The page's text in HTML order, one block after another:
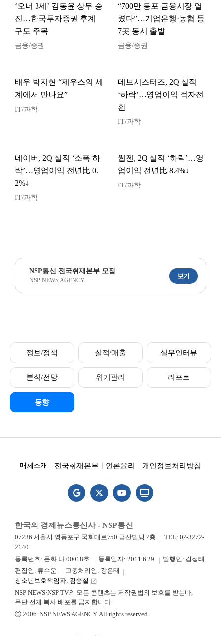
‘오너 3세’ 김동윤 상무 승
진…한국투자증권 후계
구도 주목
금융/증권
“700만 동포 금융시장 열
렸다”…기업은행·농협 등
7곳 동시 출발
금융/증권
배우 박지현 “제우스의 세
계에서 만나요”
IT/과학
데브시스터즈, 2Q 실적
‘하락’…영업이익 적자전
환
IT/과학
네이버, 2Q 실적 ‘소폭 하
락’…영업이익 전년比 0.
2%↓
IT/과학
웹젠, 2Q 실적 ‘하락’…영
업이익 전년比 8.4%↓
IT/과학
NSP통신 전국취재본부 모집
NSP NEWS AGENCY
보기
정보/정책 실적/매출 실무인터뷰
분석/전망 위기관리 리포트
동향
매체소개 전국취재본부 언론윤리 개인정보처리방침
한국의 경제뉴스통신사 - NSP통신
07236 서울시 영등포구 국회대로750 금산빌딩 2층
TEL: 02-3272-
2140
등록번호: 문화 나 00018호
등록일자: 2011.6.29
발행인: 김정태
편집인: 류수운
고충처리인: 강은태
청소년보호책임자: 김승철 launch
NSP NEWS·NSP TV의 모든 콘텐츠는 저작권법의 보호를 받는바,
무단 전재.복사.배포를 금지합니다.
ⓒ 2006. NSP NEWS AGENCY. All rights reserved.